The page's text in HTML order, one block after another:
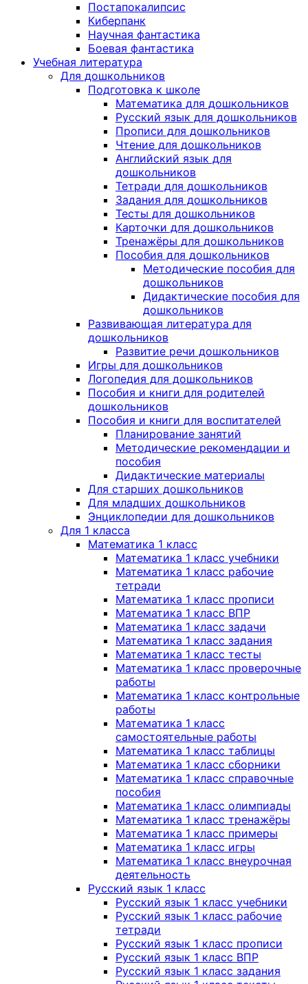
Постапокалипсис
Киберпанк
Научная фантастика
Боевая фантастика
Учебная литература
Для дошкольников
Подготовка к школе
Математика для дошкольников
Русский язык для дошкольников
Прописи для дошкольников
Чтение для дошкольников
Английский язык для
дошкольников
Тетради для дошкольников
Задания для дошкольников
Тесты для дошкольников
Карточки для дошкольников
Тренажёры для дошкольников
Пособия для дошкольников
Методические пособия для
дошкольников
Дидактические пособия для
дошкольников
Развивающая литература для
дошкольников
Развитие речи дошкольников
Игры для дошкольников
Логопедия для дошкольников
Пособия и книги для родителей
дошкольников
Пособия и книги для воспитателей
Планирование занятий
Методические рекомендации и
пособия
Дидактические материалы
Для старших дошкольников
Для младших дошкольников
Энциклопедии для дошкольников
Для 1 класса
Математика 1 класс
Математика 1 класс учебники
Математика 1 класс рабочие
тетради
Математика 1 класс прописи
Математика 1 класс ВПР
Математика 1 класс задачи
Математика 1 класс задания
Математика 1 класс тесты
Математика 1 класс проверочные
работы
Математика 1 класс контрольные
работы
Математика 1 класс
самостоятельные работы
Математика 1 класс таблицы
Математика 1 класс сборники
Математика 1 класс справочные
пособия
Математика 1 класс олимпиады
Математика 1 класс тренажёры
Математика 1 класс примеры
Математика 1 класс игры
Математика 1 класс внеурочная
деятельность
Русский язык 1 класс
Русский язык 1 класс учебники
Русский язык 1 класс рабочие
тетради
Русский язык 1 класс прописи
Русский язык 1 класс ВПР
Русский язык 1 класс задания